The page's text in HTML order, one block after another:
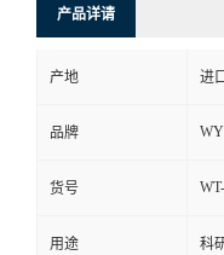
产品详请
产地 进
品牌
货号
用途 科